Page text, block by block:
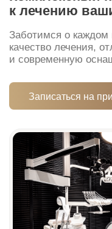
с увеличением —
позволяет
Инновационные